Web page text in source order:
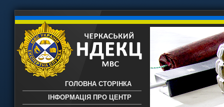
ГОЛОВНА СТОРІНКА
ІНФОРМАЦІЯ ПРО ЦЕНТР